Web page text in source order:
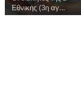
Εθνικής (3η αγ...